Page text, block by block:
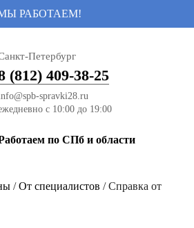
РАБОТАЕМ!
Петербург
(812) 409-38-25
spravki28.ru
по СПб и области
/От специалистов / Справка от